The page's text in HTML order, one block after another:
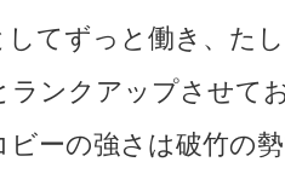
してずっと働き、た
ランクアップさせて
ビーの強さは破竹の